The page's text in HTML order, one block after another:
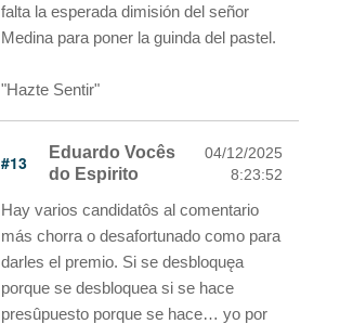
falta la esperada dimisión del señor
Medina para poner la guinda del pastel.
"Hazte Sentir"
#13
Eduardo Vocês
do Espirito
04/12/2025
8:23:52
Hay varios candidatôs al comentario
más chorra o desafortunado como para
darles el premio. Si se desbloquęa
porque se desbloquea si se hace
presûpuesto porque se hace… yo por